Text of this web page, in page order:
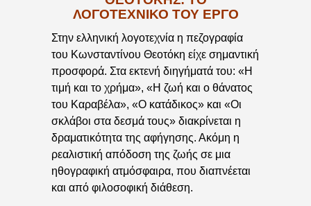
ΛΟΓΟΤΕΧΝΙΚΟ ΤΟΥ ΕΡΓΟ
Στην ελληνική λογοτεχνία η πεζογραφία
του Κωνσταντίνου Θεοτόκη είχε σημαντική
προσφορά. Στα εκτενή διηγήματά του: «Η
τιμή και το χρήμα», «Η ζωή και ο θάνατος
του Καραβέλα», «Ο κατάδικος» και «Οι
σκλάβοι στα δεσμά τους» διακρίνεται η
δραματικότητα της αφήγησης. Ακόμη η
ρεαλιστική απόδοση της ζωής σε μια
ηθογραφική ατμόσφαιρα, που διαπνέεται
και από φιλοσοφική διάθεση.